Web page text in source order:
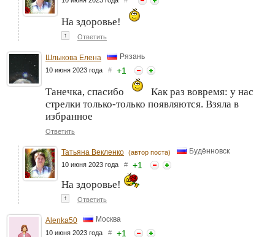
На здоровье!
↑ Ответить
Шлыкова Елена Рязань
10 июня 2023 года # +1
Танечка, спасибо
Как раз вовремя: у нас
стрелки только-только появляются. Взяла в
избранное
Ответить
Татьяна Векленко (автор поста) Будённовск
10 июня 2023 года # +1
На здоровье!
↑ Ответить
Alenka50 Москва
10 июня 2023 года # +1